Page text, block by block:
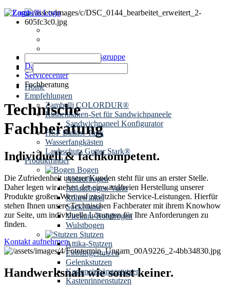
Home
Empfehlungen
Zambelli COLORDUR®
Rinnenhaken-Set für Sandwichpaneele
Sandwichpaneel Konfigurator
HSF Ballast-Tank
Wasserfangkästen
Laubschutz Gutter Stark®
Produktfinder
Bogen
Ablaufbogen
Ablaufbogen Vario
Rohrwinkel
Sockelknie
Vierkant-Rohrbogen
Wulstbogen
Stutzen
Attika-Stutzen
Einhängestutzen
Gelenkstutzen
Kasteneinhängestutzen
Kastenrinnenstutzen
Zambelli Unternehmensgruppe
Dachentwässerung
Servicecenter
Fachberatung
Technische
Fachberatung
Individuell & fachkompetent.
Die Zufriedenheit unserer Kunden steht für uns an erster Stelle.
Daher legen wir neben der einwandfreien Herstellung unserer
Produkte großen Wert aufzusätzliche Service-Leistungen. Hierfür
stehen Ihnen unsere Technischen Fachberatermit ihrem Knowhow
zur Seite, um individuelle Lösungen für Ihre Anforderungen zu
finden.
Kontakt aufnehmen.
Handwerksnah wie sonst keiner.